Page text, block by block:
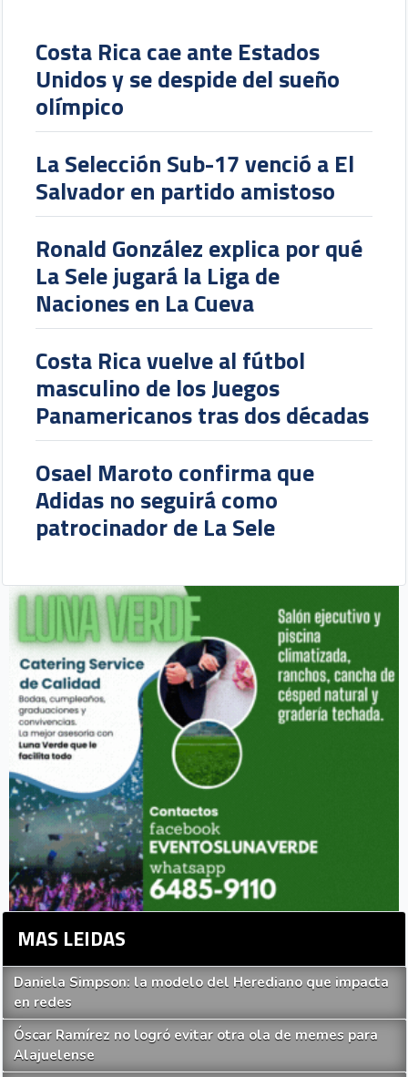
Costa Rica cae ante Estados
Unidos y se despide del sueño
olímpico
La Selección Sub-17 venció a El
Salvador en partido amistoso
Ronald González explica por qué
La Sele jugará la Liga de
Naciones en La Cueva
Costa Rica vuelve al fútbol
masculino de los Juegos
Panamericanos tras dos décadas
Osael Maroto confirma que
Adidas no seguirá como
patrocinador de La Sele
MAS LEIDAS
Daniela Simpson: la modelo del Herediano que impacta
en redes
Óscar Ramírez no logró evitar otra ola de memes para
Alajuelense